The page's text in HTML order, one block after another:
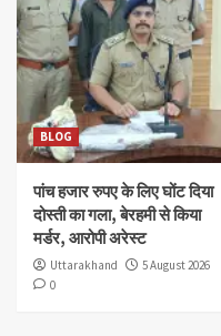
BLOG
पांच हजार रुपए के लिए घोंट दिया
दोस्ती का गला, बेरहमी से किया
मर्डर, आरोपी अरेस्ट
Uttarakhand
5 August 2026
0